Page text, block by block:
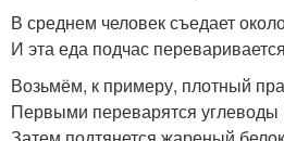
В среднем человек съедает
И эта еда подчас
Возьмём, к примеру, плотный
Первыми переварятся углеводы